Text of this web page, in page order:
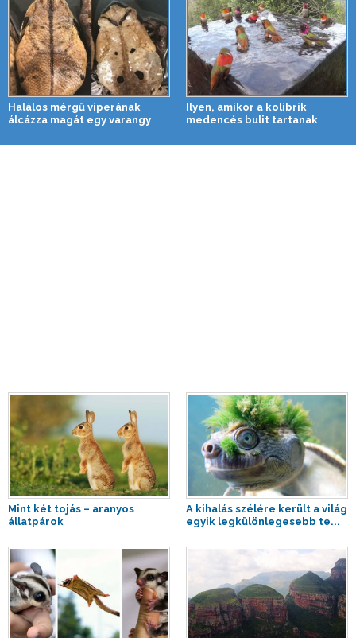
Halálos mérgű viperának
álcázza magát egy varangy
Ilyen, amikor a kolibrik
medencés bulit tartanak
Mint két tojás – aranyos
állatpárok
A kihalás szélére került a világ
egyik legkülönlegesebb te...